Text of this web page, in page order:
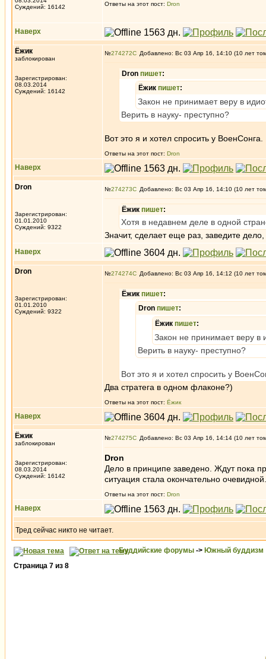
Суждений: 16142
Ответы на этот пост: Dron
Наверх
Ёжик
заблокирован
Зарегистрирован:
08.03.2014
Суждений: 16142
№274272 Добавлено: Вс 03 Апр 16, 14:10 (10 лет
Dron пишет:
Ёжик пишет:
Закон не принимает веру в
Верить в науку- преступно?
Вот это я и хотел спросить у ВоенСонга.
Ответы на этот пост: Dron
Наверх
Dron
Зарегистрирован:
01.01.2010
Суждений: 9322
№274273 Добавлено: Вс 03 Апр 16, 14:10 (10 лет
Ёжик пишет:
Хотя в недавнем деле в одной
Значит, сделает еще раз, заведите
Наверх
Dron
Зарегистрирован:
01.01.2010
Суждений: 9322
№274274 Добавлено: Вс 03 Апр 16, 14:12 (10 лет
Ёжик пишет:
Dron пишет:
Ёжик пишет:
Закон не принимает веру в
Верить в науку- преступно?
Вот это я и хотел спросить у
Два стратега в одном флаконе?)
Ответы на этот пост: Ёжик
Наверх
Ёжик
заблокирован
Зарегистрирован:
08.03.2014
Суждений: 16142
№274275 Добавлено: Вс 03 Апр 16, 14:14 (10 лет
Dron
Дело в принципе заведено. Ждут пока
ситуация стала окончательно очевидной.
Ответы на этот пост: Dron
Наверх
Тред сейчас никто не читает.
Буддийские форумы -> Южный буддизм
Страница 7 из 8